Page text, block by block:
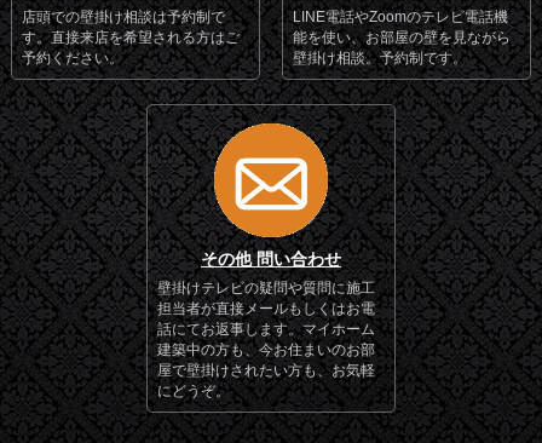
店頭での壁掛け相談は予約制で
す。直接来店を希望される方はご
予約ください。
LINE電話やZoomのテレビ電話機
能を使い、お部屋の壁を見ながら
壁掛け相談。予約制です。
その他 問い合わせ
壁掛けテレビの疑問や質問に施工
担当者が直接メールもしくはお電
話にてお返事します。マイホーム
建築中の方も、今お住まいのお部
屋で壁掛けされたい方も、お気軽
にどうぞ。